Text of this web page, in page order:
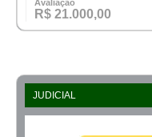
Avaliação
R$ 21.000,00
JUDICIAL